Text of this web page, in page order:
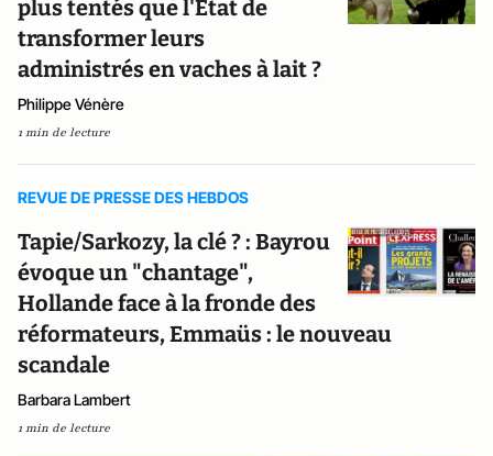
plus tentés que l'Etat de
transformer leurs
administrés en vaches à lait ?
Philippe Vénère
1 min de lecture
REVUE DE PRESSE DES HEBDOS
Tapie/Sarkozy, la clé ? : Bayrou
évoque un "chantage",
Hollande face à la fronde des
réformateurs, Emmaüs : le nouveau
scandale
Barbara Lambert
1 min de lecture